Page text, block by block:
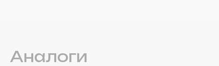
Аналоги